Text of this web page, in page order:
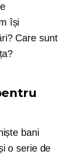
își
Care sunt
bani
o serie de